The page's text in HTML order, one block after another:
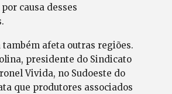
causa desses
também afeta outras regiões.
presidente do Sindicato
Vivida, no Sudoeste do
que produtores associados